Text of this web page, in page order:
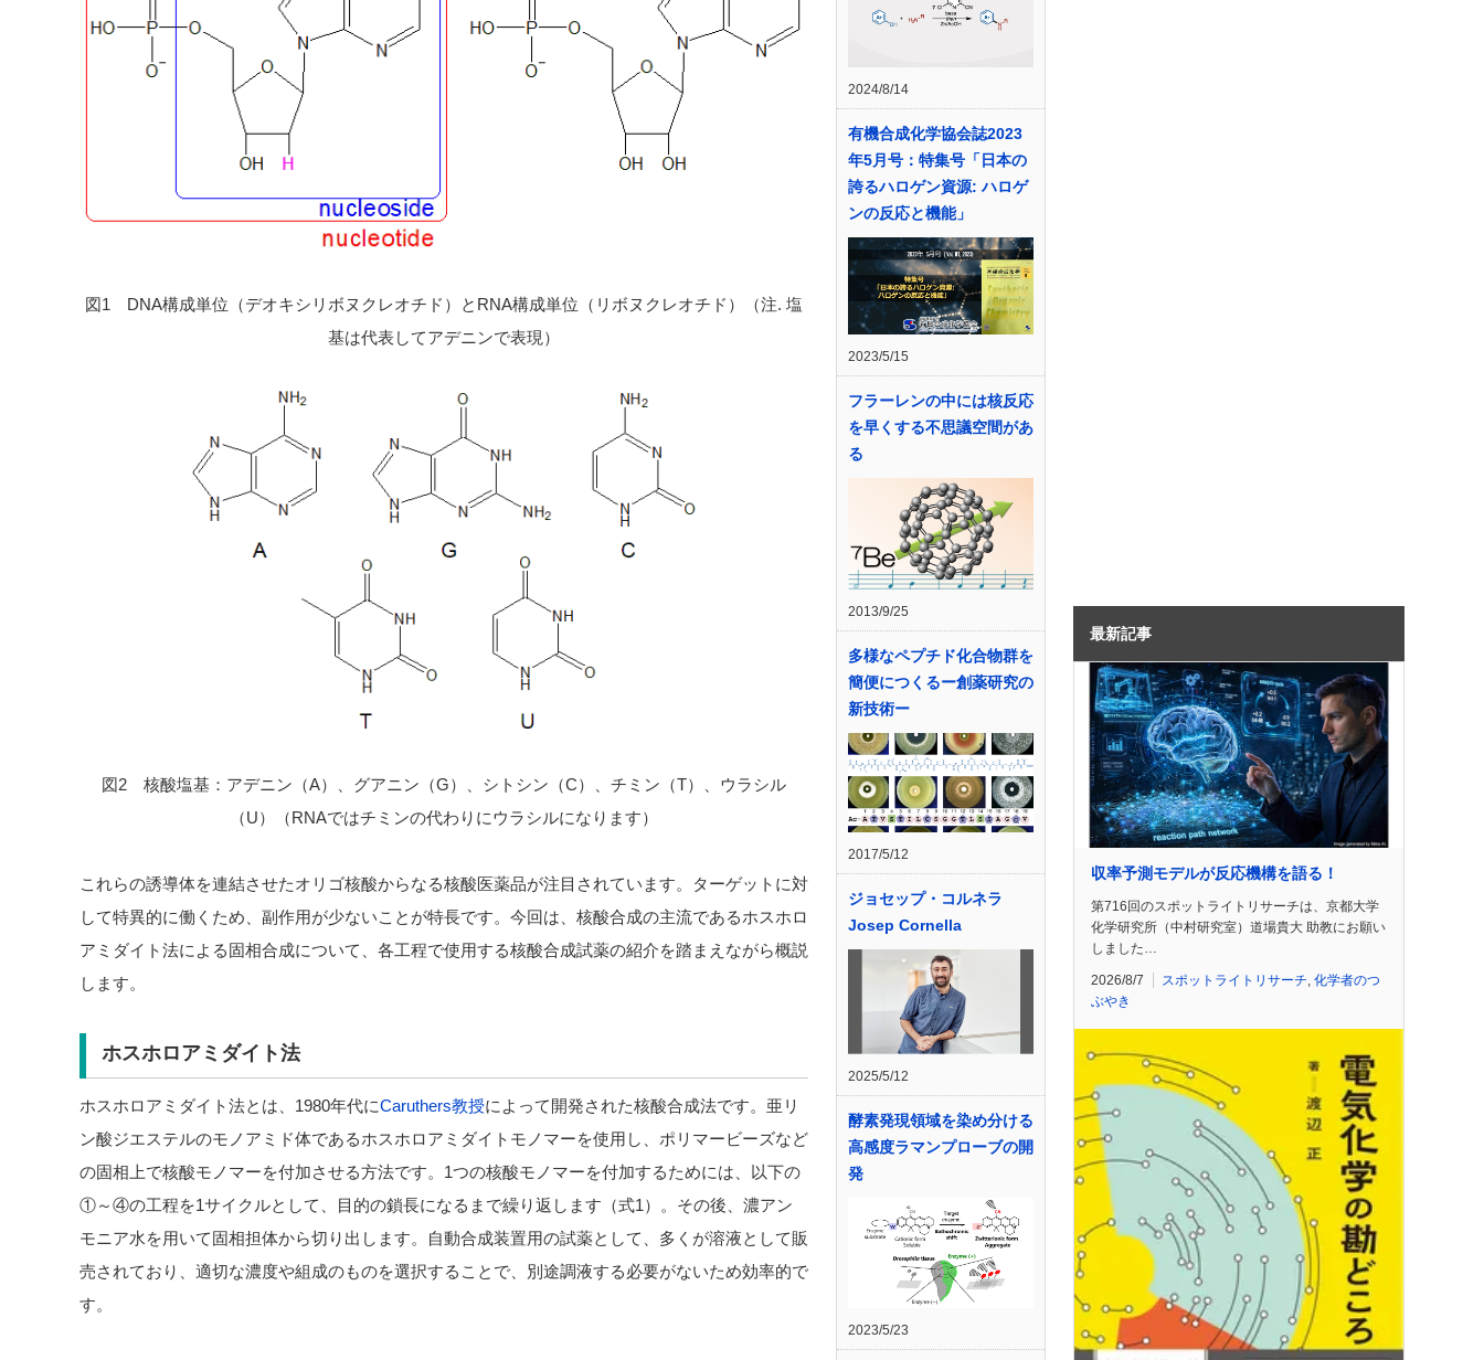
図1 DNA構成単位（デオキシリボヌクレオチド）とRNA構成単位（リボヌクレオチド）（注. 塩
基は代表してアデニンで表現）
図2 核酸塩基：アデニン（A）、グアニン（G）、シトシン（C）、チミン（T）、ウラシル
（U）（RNAではチミンの代わりにウラシルになります）
これらの誘導体を連結させたオリゴ核酸からなる核酸医薬品が注目されています。ターゲットに対
して特異的に働くため、副作用が少ないことが特長です。今回は、核酸合成の主流であるホスホロ
アミダイト法による固相合成について、各工程で使用する核酸合成試薬の紹介を踏まえながら概説
します。
ホスホロアミダイト法
ホスホロアミダイト法とは、1980年代にCaruthers教授によって開発された核酸合成法です。亜リ
ン酸ジエステルのモノアミド体であるホスホロアミダイトモノマーを使用し、ポリマービーズなど
の固相上で核酸モノマーを付加させる方法です。1つの核酸モノマーを付加するためには、以下の
①～④の工程を1サイクルとして、目的の鎖長になるまで繰り返します（式1）。その後、濃アン
モニア水を用いて固相担体から切り出します。自動合成装置用の試薬として、多くが溶液として販
売されており、適切な濃度や組成のものを選択することで、別途調液する必要がないため効率的で
す。
2024/8/14
有機合成化学協会誌2023
年5月号：特集号「日本の
誇るハロゲン資源: ハロゲ
ンの反応と機能」
2023/5/15
フラーレンの中には核反応
を早くする不思議空間があ
る
2013/9/25
多様なペプチド化合物群を
簡便につくるー創薬研究の
新技術ー
2017/5/12
ジョセップ・コルネラ
Josep Cornella
2025/5/12
酵素発現領域を染め分ける
高感度ラマンプローブの開
発
2023/5/23
最新記事
収率予測モデルが反応機構を語る！
第716回のスポットライトリサーチは、京都大学
化学研究所（中村研究室）道場貴大 助教にお願い
しました…
2026/8/7 スポットライトリサーチ 化学者のつ
ぶやき